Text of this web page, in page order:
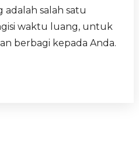
adalah salah satu
waktu luang, untuk
berbagi kepada Anda.